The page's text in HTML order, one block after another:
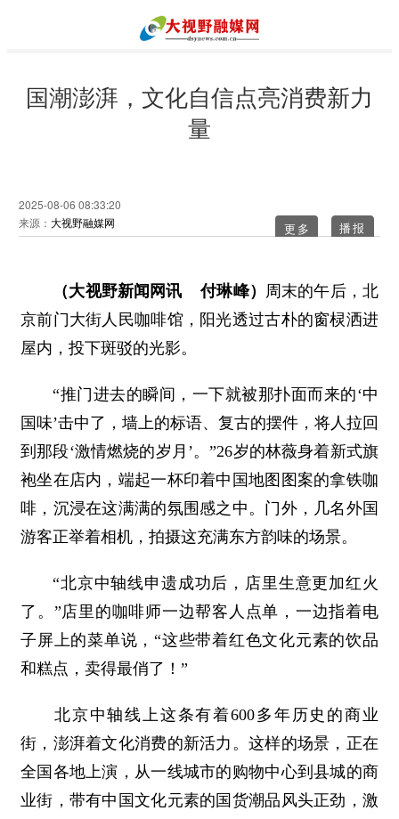
国潮澎湃，文化自信点亮消费新力
量
2025-08-06 08:33:20
来源： 大视野融媒网 更多
（大视野新闻网讯 付琳峰）
周末的午后，北
京前门大街人民咖啡馆，阳光透过古朴的窗棂洒进
屋内，投下斑驳的光影。
“推门进去的瞬间，一下就被那扑面而来的‘中
国味’击中了，墙上的标语、复古的摆件，将人拉回
到那段‘激情燃烧的岁月’。”26岁的林薇身着新式旗
袍坐在店内，端起一杯印着中国地图图案的拿铁咖
啡，沉浸在这满满的氛围感之中。门外，几名外国
游客正举着相机，拍摄这充满东方韵味的场景。
“北京中轴线申遗成功后，店里生意更加红火
了。”店里的咖啡师一边帮客人点单，一边指着电
子屏上的菜单说，“这些带着红色文化元素的饮品
和糕点，卖得最俏了！”
北京中轴线上这条有着600多年历史的商业
街，澎湃着文化消费的新活力。这样的场景，正在
全国各地上演，从一线城市的购物中心到县城的商
业街，带有中国文化元素的国货潮品风头正劲，激